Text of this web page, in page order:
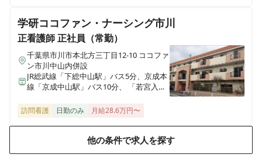
千葉県木更津市幸町2-1-6
セントケア看護小規模木更津おおくぼ
千葉県木更津市大久保6-12-1
千葉県成田市並木町142-52
セントケア看護小規模東金
千葉県東金市田間二丁目38-16
学研ココファン・ナーシング市川
正看護師正社員（常勤）
千葉県市川市本北方三丁目12-10 ココファ
ン市川中山内併設
JR総武線「下総中山駅」バス5分、京成本
線「京成中山駅」バス10分、 「若宮入
訪問看護 日勤のみ 月給28.6万円〜
他の条件で求人を探す